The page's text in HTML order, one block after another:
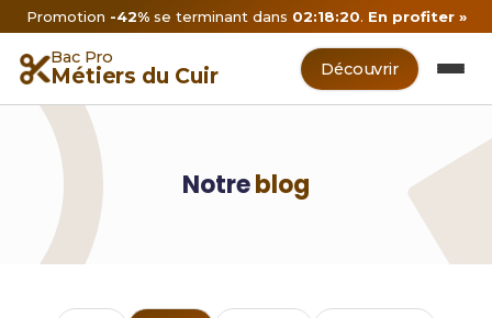
Promotion -42%se terminant dans 02:18:20. En profiter »
Bac Pro
Métiers du Cuir Découvrir
Notreblog